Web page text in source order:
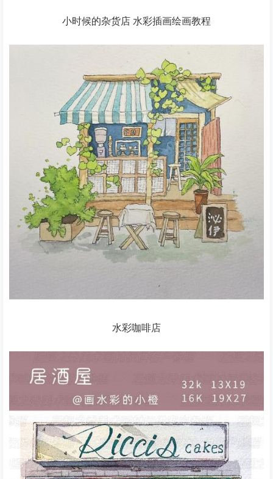
小时候的杂货店 水彩插画绘画教程
水彩咖啡店